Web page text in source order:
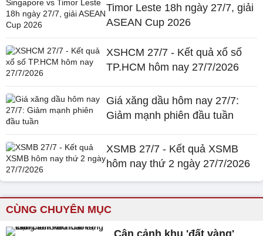
Timor Leste 18h ngày 27/7, giải
ASEAN Cup 2026
XSHCM 27/7 - Kết quả xổ số
TP.HCM hôm nay 27/7/2026
Giá xăng dầu hôm nay 27/7:
Giảm mạnh phiên đầu tuần
XSMB 27/7 - Kết quả XSMB
hôm nay thứ 2 ngày 27/7/2026
CÙNG CHUYÊN MỤC
Cận cảnh khu 'đất vàng'